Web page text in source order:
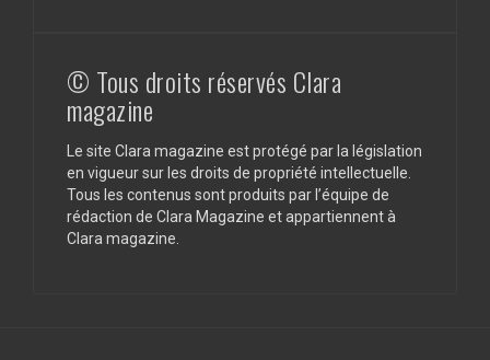
© Tous droits réservés Clara
magazine
Le site Clara magazine est protégé par la législation
en vigueur sur les droits de propriété intellectuelle.
Tous les contenus sont produits par l’équipe de
rédaction de Clara Magazine et appartiennent à
Clara magazine.